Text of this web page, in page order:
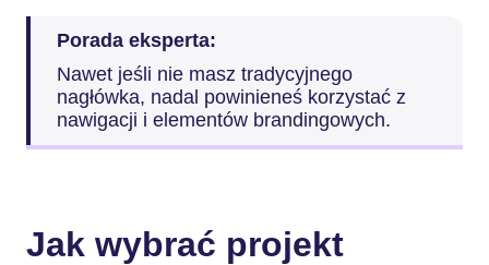
Porada eksperta:
Nawet jeśli nie masz tradycyjnego
nagłówka, nadal powinieneś korzystać z
nawigacji i elementów brandingowych.
Jak wybrać projekt